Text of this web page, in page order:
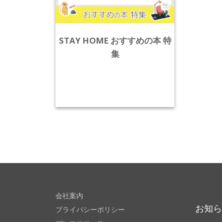
STAY HOME おすすめの本 特
集
会社案内
プライバシーポリシー
お知